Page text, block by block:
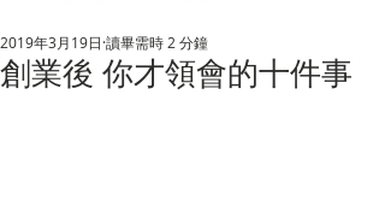
創業後 你才領會的十件事
2019年3月19日 讀畢需時 2 分鐘